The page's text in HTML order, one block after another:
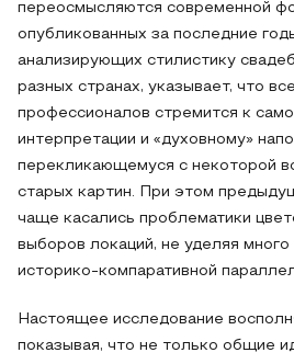
переосмысляются современной
опубликованных за последние
анализирующих стилистику
разных странах, указывает, что
профессионалов стремится к
интерпретации и «духовному»
перекликающемуся с некоторой
старых картин. При этом
чаще касались проблематики
выборов локаций, не уделяя
историко-компаративной
Настоящее исследование
показывая, что не только общие